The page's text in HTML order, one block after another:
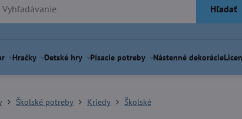
Hľadať
Hračky Detské hry Písacie potreby Nástenné dekorácie
Školské potreby Kriedy Školské